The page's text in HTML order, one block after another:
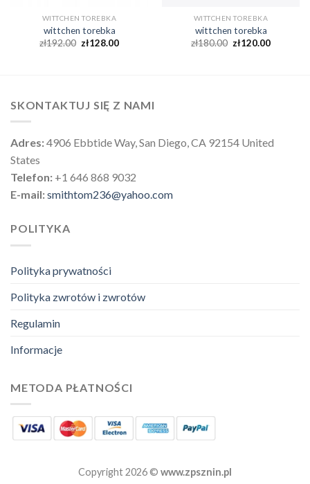
WITTCHEN TOREBKA
wittchen torebka
zł192.00 zł128.00
WITTCHEN TOREBKA
wittchen torebka
zł180.00 zł120.00
SKONTAKTUJ SIĘ Z NAMI
Adres:4906 Ebbtide Way, San Diego, CA 92154 United
States
Telefon: +1 646 868 9032
E-mail:smithtom236@yahoo.com
POLITYKA
Polityka prywatności
Polityka zwrotów i zwrotów
Regulamin
Informacje
METODA PŁATNOŚCI
Copyright 2026 © www.zpsznin.pl